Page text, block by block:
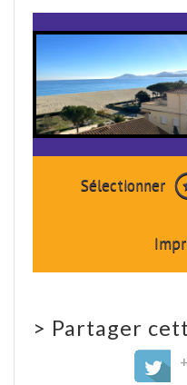
Sélectionner
> Partager